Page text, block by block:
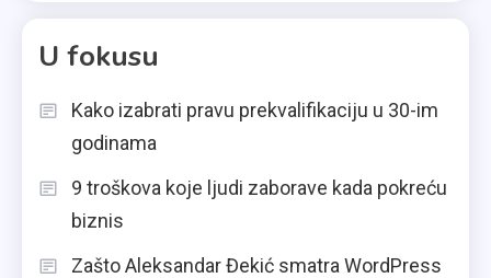
U fokusu
Kako izabrati pravu prekvalifikaciju u 30-im
godinama
9 troškova koje ljudi zaborave kada pokreću
biznis
Zašto Aleksandar Đekić smatra WordPress